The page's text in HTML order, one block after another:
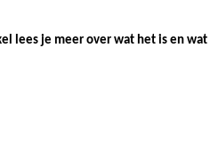
lees je meer over wat het is en wat